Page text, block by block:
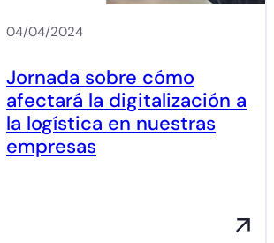
04/04/2024
Jornada sobre cómo
afectará la digitalización a
la logística en nuestras
empresas